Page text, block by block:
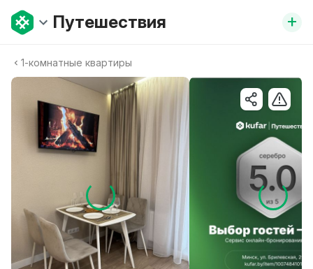
Путешествия +
1-комнатные квартиры